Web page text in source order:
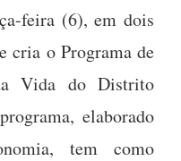
feira (6), em dois
cria o Programa de
Vida do Distrito
elaborado
tem como